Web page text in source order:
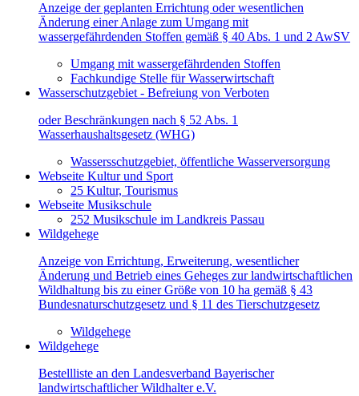
Anzeige der geplanten Errichtung oder wesentlichen
Änderung einer Anlage zum Umgang mit
wassergefährdenden Stoffen gemäß § 40 Abs. 1 und 2 AwSV
Umgang mit wassergefährdenden Stoffen
Fachkundige Stelle für Wasserwirtschaft
Wasserschutzgebiet - Befreiung von Verboten
oder Beschränkungen nach § 52 Abs. 1
Wasserhaushaltsgesetz (WHG)
Wassersschutzgebiet, öffentliche Wasserversorgung
Webseite Kultur und Sport
25 Kultur, Tourismus
Webseite Musikschule
252 Musikschule im Landkreis Passau
Wildgehege
Anzeige von Errichtung, Erweiterung, wesentlicher
Änderung und Betrieb eines Geheges zur landwirtschaftlichen
Wildhaltung bis zu einer Größe von 10 ha gemäß § 43
Bundesnaturschutzgesetz und § 11 des Tierschutzgesetz
Wildgehege
Wildgehege
Bestellliste an den Landesverband Bayerischer
landwirtschaftlicher Wildhalter e.V.